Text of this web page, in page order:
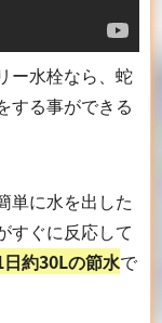
ー水栓なら、蛇
する事ができる
単に水を出した
すぐに反応して
約30Lの節水で